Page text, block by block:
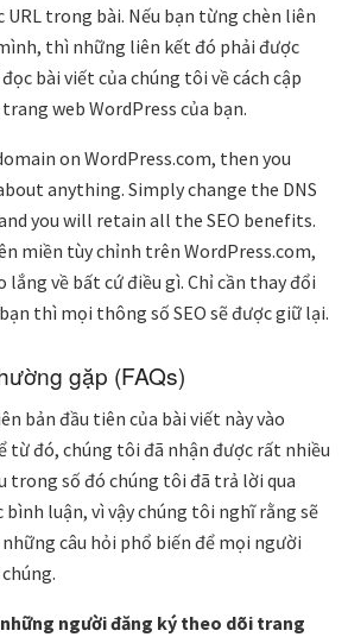
URL trong bài. Nếu bạn từng chèn liên
thì những liên kết đó phải được
bài viết của chúng tôi về cách cập
web WordPress của bạn.
on WordPress.com, then you
anything. Simply change the DNS
you will retain all the SEO benefits.
miền tùy chỉnh trên WordPress.com,
về bất cứ điều gì. Chỉ cần thay đổi
thì mọi thông số SEO sẽ được giữ lại.
gặp (FAQs)
bản đầu tiên của bài viết này vào
từ đó, chúng tôi đã nhận được rất nhiều
trong số đó chúng tôi đã trả lời qua
luận, vì vậy chúng tôi nghĩ rằng sẽ
câu hỏi phổ biến để mọi người
người đăng ký theo dõi trang